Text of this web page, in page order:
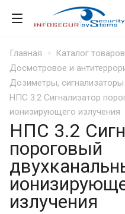
Главная
Каталог товаров
Досмотровое и
Дозиметры, сигнализаторы
НПС 3.2 Сигнализатор
ионизирующего излучения
НПС 3.2
пороговый
излучения